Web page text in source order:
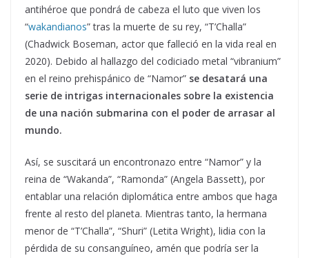
antihéroe que pondrá de cabeza el luto que viven los
“wakandianos” tras la muerte de su rey, “T’Challa”
(Chadwick Boseman, actor que falleció en la vida real en
2020). Debido al hallazgo del codiciado metal “vibranium”
en el reino prehispánico de “Namor” se desatará una
serie de intrigas internacionales sobre la existencia
de una nación submarina con el poder de arrasar al
mundo.
Así, se suscitará un encontronazo entre “Namor” y la
reina de “Wakanda”, “Ramonda” (Angela Bassett), por
entablar una relación diplomática entre ambos que haga
frente al resto del planeta. Mientras tanto, la hermana
menor de “T’Challa”, “Shuri” (Letita Wright), lidia con la
pérdida de su consanguíneo, amén que podría ser la